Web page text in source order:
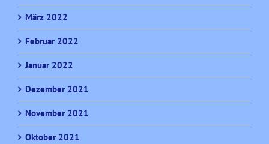
März 2022
Februar 2022
Januar 2022
Dezember 2021
November 2021
Oktober 2021